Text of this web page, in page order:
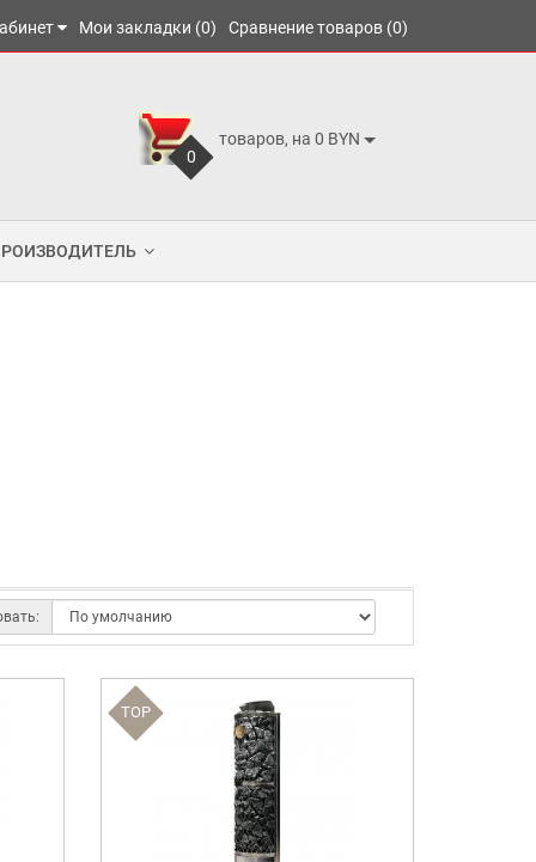
Мои закладки (0) Сравнение товаров (0)
0
товаров, на 0 BYN
TOP